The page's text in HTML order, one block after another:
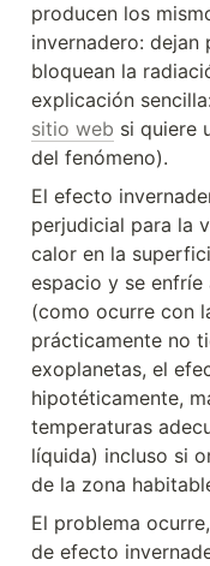
producen los
invernadero: dejan
bloquean la
explicación
sitio web si quiere
del fenómeno).
El efecto
perjudicial para la
calor en la
espacio y se
(como ocurre con
prácticamente no
exoplanetas, el
hipotéticamente,
temperaturas
líquida) incluso si
de la zona
El problema
de efecto